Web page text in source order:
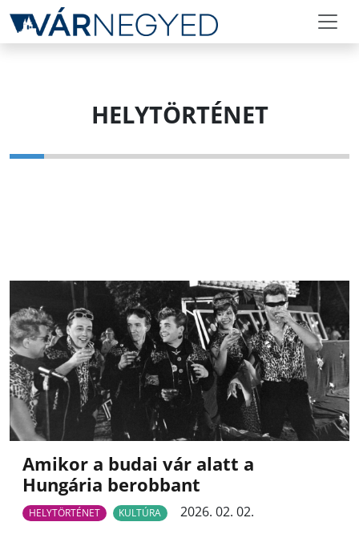
HELYTÖRTÉNET
Amikor a budai vár alatt a
Hungária berobbant
HELYTÖRTÉNET KULTÚRA
2026. 02. 02.